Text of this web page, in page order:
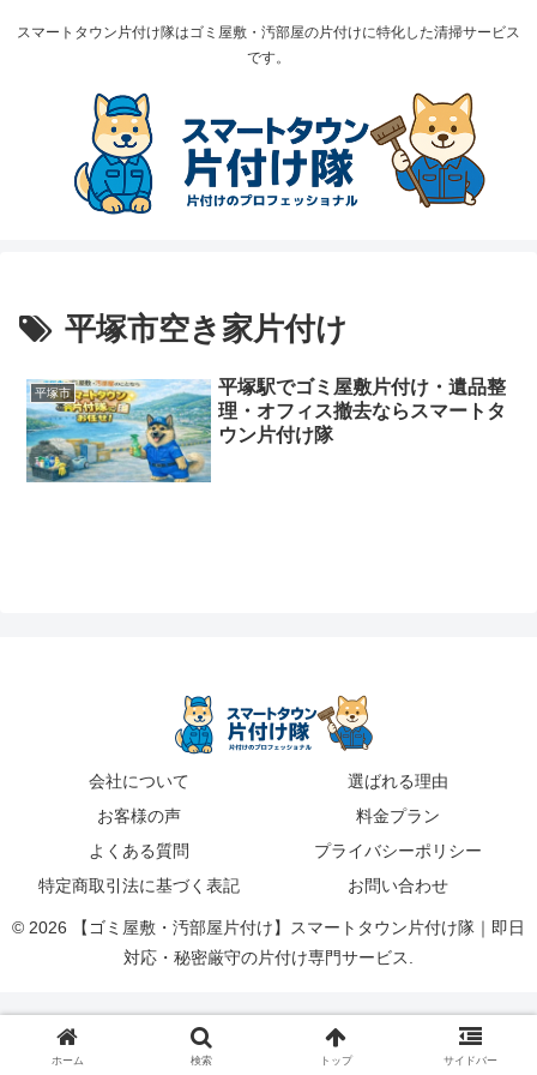
スマートタウン片付け隊はゴミ屋敷・汚部屋の片付けに特化した清掃サービス
です。
平塚市空き家片付け
平塚市
平塚駅でゴミ屋敷片付け・遺品整
理・オフィス撤去ならスマートタ
ウン片付け隊
会社について
選ばれる理由
お客様の声
料金プラン
よくある質問
プライバシーポリシー
特定商取引法に基づく表記
お問い合わせ
© 2026 【ゴミ屋敷・汚部屋片付け】スマートタウン片付け隊｜即日
対応・秘密厳守の片付け専門サービス.
ホーム 検索 トップ サイドバー